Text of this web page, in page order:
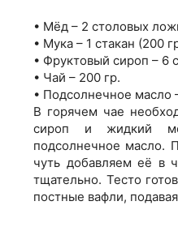
• Мёд – 2 столовых
• Мука – 1 стакан (200
• Фруктовый сироп – 6
• Чай – 200 гр.
• Подсолнечное масло
В горячем чае
сироп и жидкий
подсолнечное масло.
чуть добавляем её в
тщательно. Тесто
постные вафли,